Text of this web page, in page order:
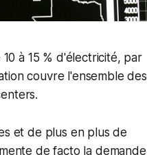
à 15 % d'électricité, par
couvre l'ensemble des
et de plus en plus de
de facto la demande